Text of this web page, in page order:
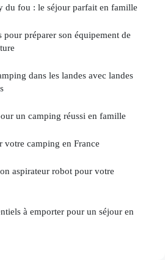
du fou : le séjour parfait en famille
pour préparer son équipement de
dans les landes avec landes
un camping réussi en famille
votre camping en France
aspirateur robot pour votre
à emporter pour un séjour en